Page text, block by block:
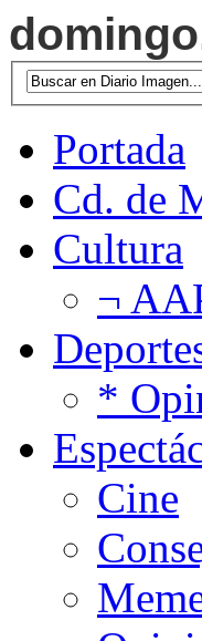
Portada
Cd. de
Cultura
¬
*
Cine